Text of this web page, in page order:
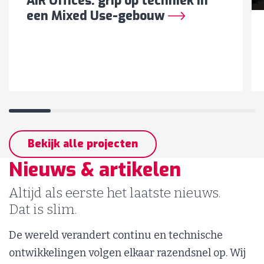
een Mixed Use-gebouw
Bekijk alle projecten
Nieuws & artikelen
Altijd als eerste het laatste nieuws.
Dat is slim.
De wereld verandert continu en technische
ontwikkelingen volgen elkaar razendsnel op. Wij